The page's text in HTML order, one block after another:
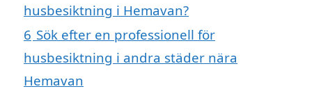
husbesiktning i Hemavan?
6 Sök efter en professionell för
husbesiktning i andra städer nära
Hemavan